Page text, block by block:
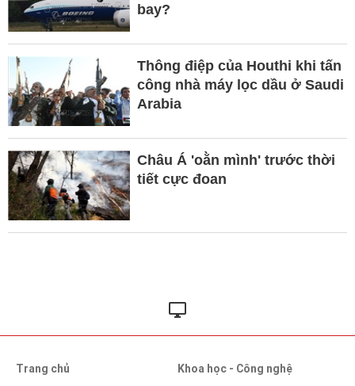
bay?
Thông điệp của Houthi khi tấn
công nhà máy lọc dầu ở Saudi
Arabia
Châu Á 'oằn mình' trước thời
tiết cực đoan
Trang chủ
Khoa học - Công nghệ